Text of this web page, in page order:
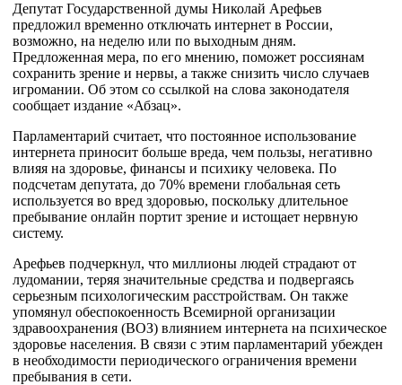
Депутат Государственной думы Николай Арефьев
предложил временно отключать интернет в России,
возможно, на неделю или по выходным дням.
Предложенная мера, по его мнению, поможет россиянам
сохранить зрение и нервы, а также снизить число случаев
игромании. Об этом со ссылкой на слова законодателя
сообщает издание «Абзац».
Парламентарий считает, что постоянное использование
интернета приносит больше вреда, чем пользы, негативно
влияя на здоровье, финансы и психику человека. По
подсчетам депутата, до 70% времени глобальная сеть
используется во вред здоровью, поскольку длительное
пребывание онлайн портит зрение и истощает нервную
систему.
Арефьев подчеркнул, что миллионы людей страдают от
лудомании, теряя значительные средства и подвергаясь
серьезным психологическим расстройствам. Он также
упомянул обеспокоенность Всемирной организации
здравоохранения (ВОЗ) влиянием интернета на психическое
здоровье населения. В связи с этим парламентарий убежден
в необходимости периодического ограничения времени
пребывания в сети.